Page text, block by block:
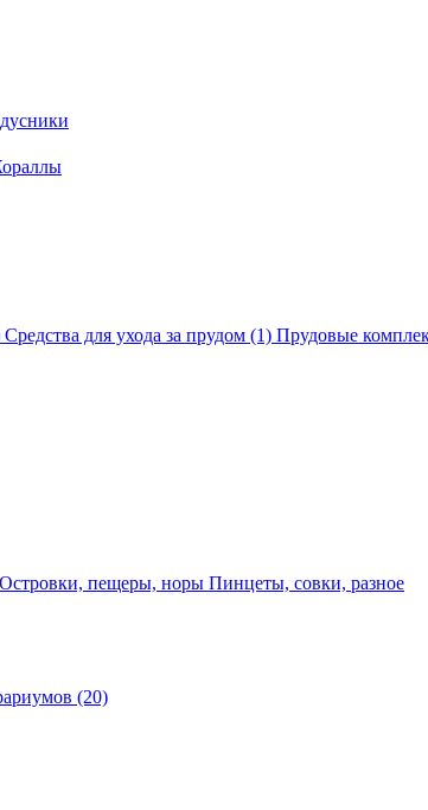
Средства для ухода за прудом (1) Прудовые
Островки, пещеры, норы Пинцеты, совки, разное
(20)